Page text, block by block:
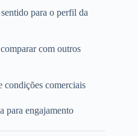
para o perfil da
com outros
condições comerciais
para engajamento